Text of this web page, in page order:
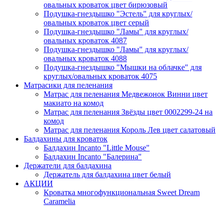
овальных кроваток цвет бирюзовый
Подушка-гнездышко "Эстель" для круглых/
овальных кроваток цвет серый
Подушка-гнездышко "Ламы" для круглых/
овальных кроваток 4087
Подушка-гнездышко "Ламы" для круглых/
овальных кроваток 4088
Подушка-гнездышко "Мышки на облачке" для
круглых/овальных кроваток 4075
Матрасики для пеленания
Матрас для пеленания Медвежонок Винни цвет
макиато на комод
Матрас для пеленания Звёзды цвет 0002299-24 на
комод
Матрас для пеленания Король Лев цвет салатовый
Балдахины для кроваток
Балдахин Incanto "Little Mouse"
Балдахин Incanto "Балерина"
Держатели для балдахина
Держатель для балдахина цвет белый
АКЦИИ
Кроватка многофункциональная Sweet Dream
Caramelia